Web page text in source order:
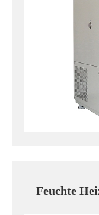
Feuchte